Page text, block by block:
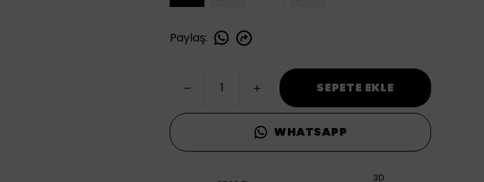
Paylaş:
SEPETE EKLE
WHATSAPP
3D